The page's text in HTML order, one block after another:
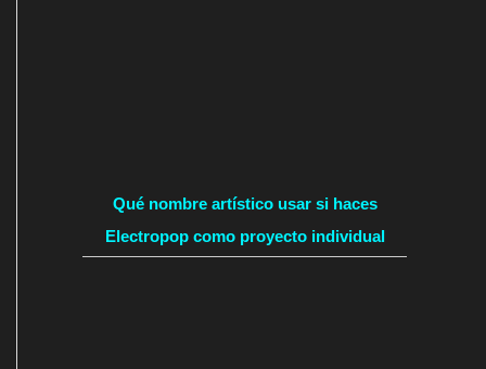
Qué nombre artístico usar si haces
Electropop como proyecto individual